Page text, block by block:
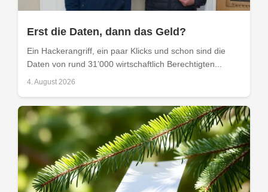
Erst die Daten, dann das Geld?
Ein Hackerangriff, ein paar Klicks und schon sind die
Daten von rund 31’000 wirtschaftlich Berechtigten...
4. August 2026